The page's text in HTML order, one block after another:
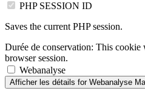
PHP SESSION ID
Saves the current PHP session.
Durée de conservation: This cookie
browser session.
Webanalyse
Afficher les détails for Webanalyse